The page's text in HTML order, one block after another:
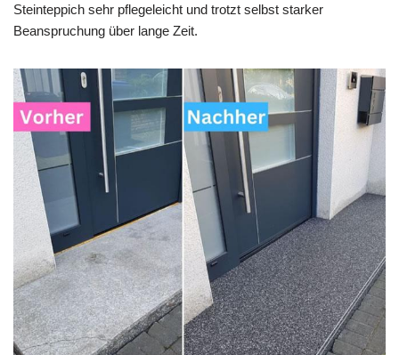
Steinteppich sehr pflegeleicht und trotzt selbst starker
Beanspruchung über lange Zeit.